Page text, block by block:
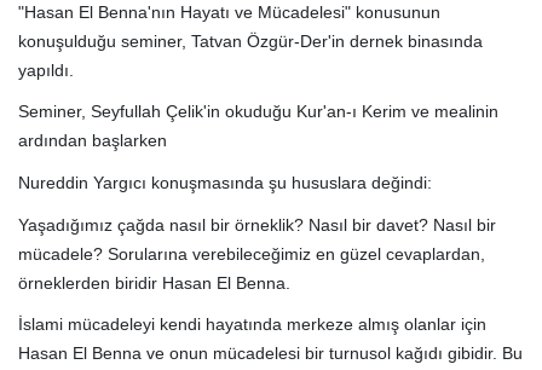
"Hasan El Benna'nın Hayatı ve Mücadelesi" konusunun
konuşulduğu seminer, Tatvan Özgür-Der'in dernek binasında
yapıldı.
Seminer, Seyfullah Çelik'in okuduğu Kur'an-ı Kerim ve mealinin
ardından başlarken
Nureddin Yargıcı konuşmasında şu hususlara değindi:
Yaşadığımız çağda nasıl bir örneklik? Nasıl bir davet? Nasıl bir
mücadele? Sorularına verebileceğimiz en güzel cevaplardan,
örneklerden biridir Hasan El Benna.
İslami mücadeleyi kendi hayatında merkeze almış olanlar için
Hasan El Benna ve onun mücadelesi bir turnusol kağıdı gibidir. Bu